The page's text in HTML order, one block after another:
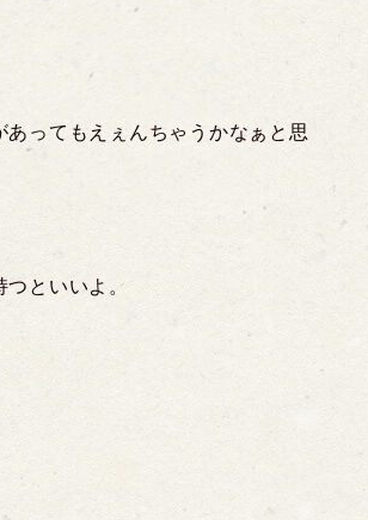
ってもえぇんちゃうかなぁと思
といいよ。